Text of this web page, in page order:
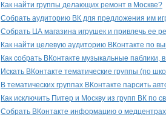
Как найти группы делающих ремонт в Москве?
Собрать аудиторию ВК для предложения им
Собрать ЦА магазина игрушек и привлечь ее
Как найти целевую аудиторию ВКонтакте по
Как собрать ВКонтакте музыкальные паблики,
Искать ВКонтакте тематические группы (по
В тематических группах ВКонтакте парсить
Как исключить Питер и Москву из групп ВК по
Собрать ВКонтакте информацию о медцентрах